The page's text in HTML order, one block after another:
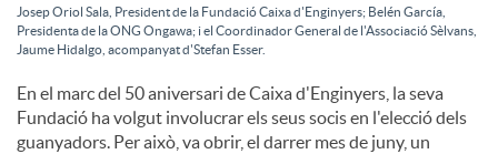
t
i
Josep Oriol Sala, President de la Fundació Caixa d'Enginyers; Belén García,
Presidenta de la ONG Ongawa; i el Coordinador General de l'Associació Sèlvans,
Jaume Hidalgo, acompanyat d'Stefan Esser.
En el marc del 50 aniversari de Caixa d'Enginyers, la seva
Fundació ha volgut involucrar els seus socis en l'elecció dels
guanyadors. Per això, va obrir, el darrer mes de juny, un